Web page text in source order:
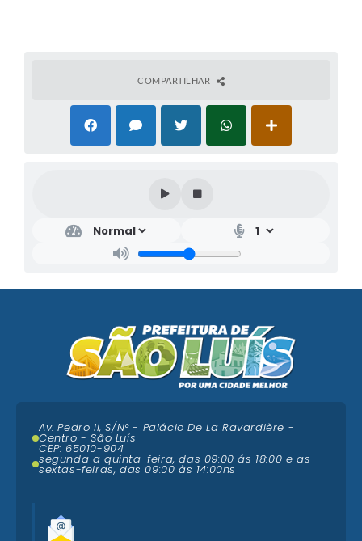
COMPARTILHAR
Av. Pedro II, S/N° - Palácio De La Ravardière -
Centro - São Luís
CEP: 65010-904
segunda a quinta-feira, das 09:00 ás 18:00 e as
sextas-feiras, das 09:00 às 14:00hs